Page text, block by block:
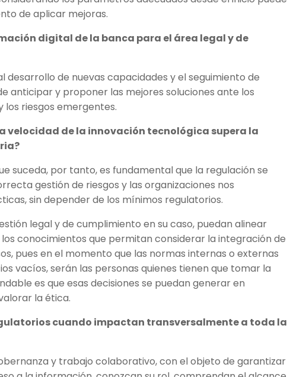
de aplicar mejoras.
digital de la banca para el área legal y de
desarrollo de nuevas capacidades y el seguimiento de
anticipar y proponer las mejores soluciones ante los
los riesgos emergentes.
velocidad de la innovación tecnológica supera la
suceda, por tanto, es fundamental que la regulación se
gestión de riesgos y las organizaciones nos
sin depender de los mínimos regulatorios.
legal y de cumplimiento en su caso, puedan alinear
conocimientos que permitan considerar la integración de
pues en el momento que las normas internas o externas
vacíos, serán las personas quienes tienen que tomar la
es que esas decisiones se puedan generar en
la ética.
cuando impactan transversalmente a toda la
y trabajo colaborativo, con el objeto de garantizar